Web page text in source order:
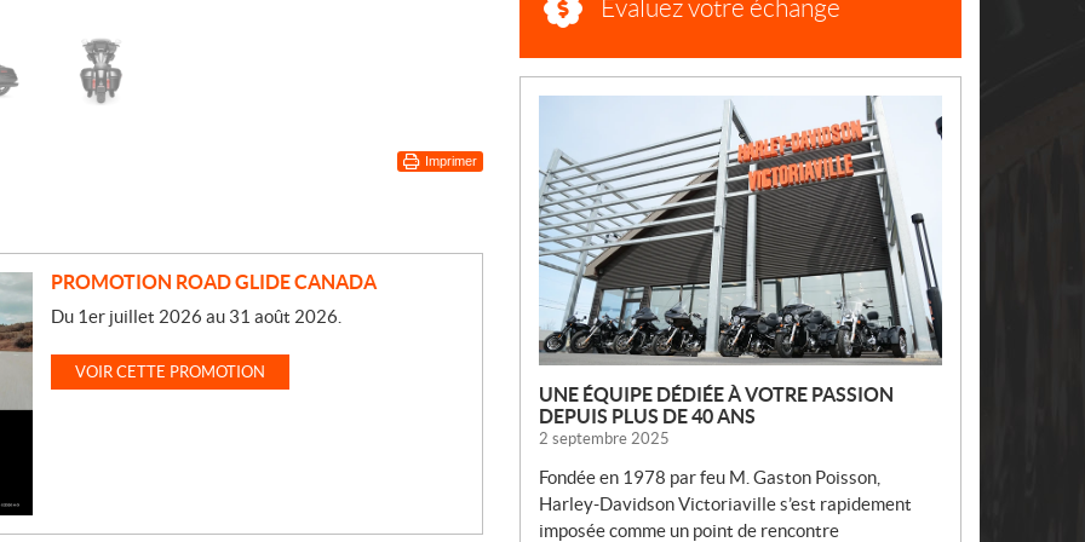
Imprimer
PROMOTION ROAD GLIDE CANADA
Du 1er juillet 2026 au 31 août 2026.
VOIR CETTE PROMOTION
Évaluez votre échange
U
V
E
L
L
E
S
UNE ÉQUIPE DÉDIÉE À VOTRE PASSION
DEPUIS PLUS DE 40 ANS
2 septembre 2025
Fondée en 1978 par feu M. Gaston Poisson,
Harley-Davidson Victoriaville s’est rapidement
imposée comme un point de rencontre